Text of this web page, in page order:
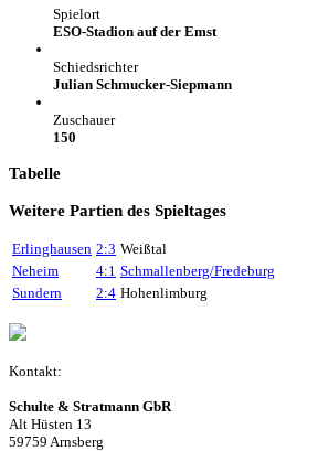
Spielort
ESO-Stadion auf der Emst
Schiedsrichter
Julian Schmucker-Siepmann
Zuschauer
150
Tabelle
Weitere Partien des Spieltages
Erlinghausen 2:3 Weißtal
Neheim
4:1 Schmallenberg/Fredeburg
Sundern
2:4 Hohenlimburg
Kontakt:
Schulte & Stratmann GbR
Alt Hüsten 13
59759 Arnsberg